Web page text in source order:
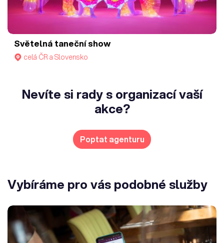
Světelná taneční show
celá ČR a Slovensko
Nevíte si rady s organizací vaší
akce?
Poptat agenturu
Vybíráme pro vás podobné služby